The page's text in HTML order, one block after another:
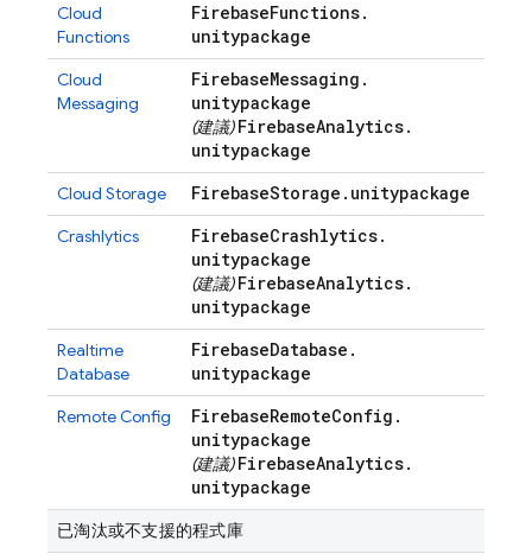
Cloud
Functions
FirebaseFunctions.
unitypackage
Cloud
Messaging
FirebaseMessaging .
unitypackage
(建議) FirebaseAnalytics.
unitypackage
Cloud Storage FirebaseStorage . unitypackage
Crashlytics FirebaseCrashlytics.
unitypackage
(建議) FirebaseAnalytics.
unitypackage
Realtime
Database
FirebaseDatabase .
unitypackage
Remote Config FirebaseRemoteConfig .
unitypackage
(建議) FirebaseAnalytics.
unitypackage
已淘汰或不支援的程式庫